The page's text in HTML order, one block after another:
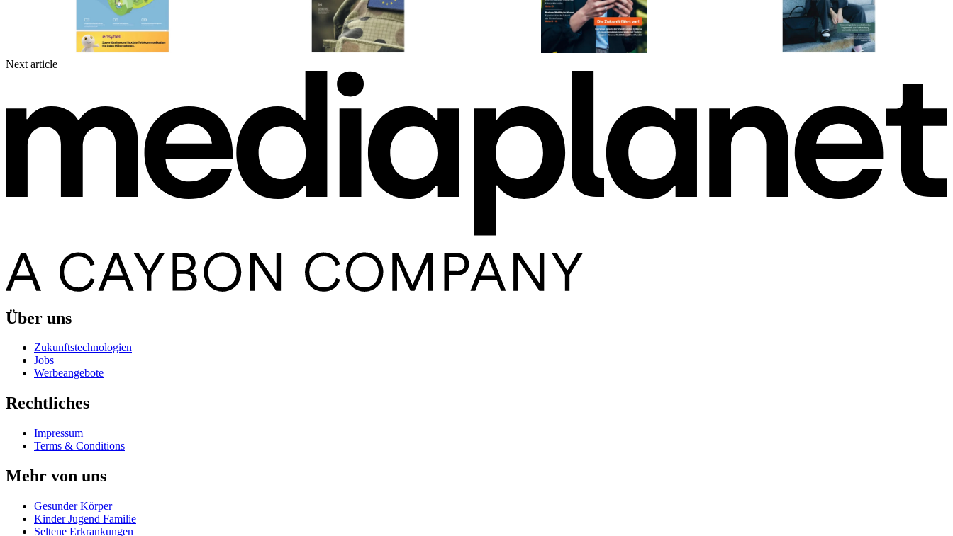
Next article
Über uns
Zukunftstechnologien
Jobs
Werbeangebote
Rechtliches
Impressum
Terms & Conditions
Mehr von uns
Gesunder Körper
Kinder Jugend Familie
Seltene Erkrankungen